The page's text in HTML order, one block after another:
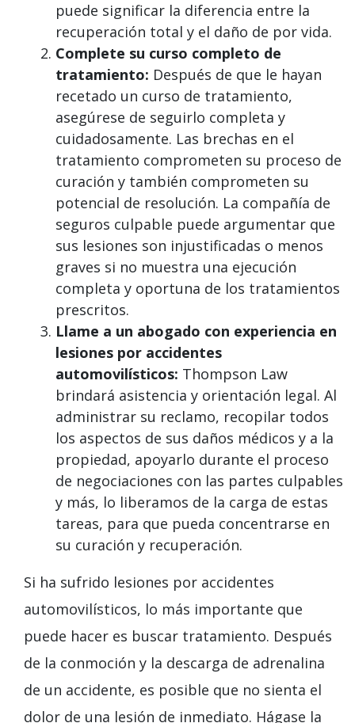
puede significar la diferencia entre la
recuperación total y el daño de por vida.
Complete su curso completo de
tratamiento: Después de que le hayan
recetado un curso de tratamiento,
asegúrese de seguirlo completa y
cuidadosamente. Las brechas en el
tratamiento comprometen su proceso de
curación y también comprometen su
potencial de resolución. La compañía de
seguros culpable puede argumentar que
sus lesiones son injustificadas o menos
graves si no muestra una ejecución
completa y oportuna de los tratamientos
prescritos.
Llame a un abogado con experiencia en
lesiones por accidentes
automovilísticos: Thompson Law
brindará asistencia y orientación legal. Al
administrar su reclamo, recopilar todos
los aspectos de sus daños médicos y a la
propiedad, apoyarlo durante el proceso
de negociaciones con las partes culpables
y más, lo liberamos de la carga de estas
tareas, para que pueda concentrarse en
su curación y recuperación.
Si ha sufrido lesiones por accidentes
automovilísticos, lo más importante que
puede hacer es buscar tratamiento. Después
de la conmoción y la descarga de adrenalina
de un accidente, es posible que no sienta el
dolor de una lesión de inmediato. Hágase la